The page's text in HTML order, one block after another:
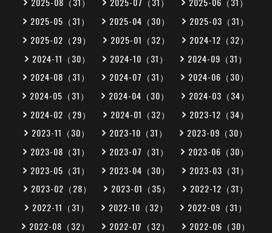
2025-05（31）
2025-04（30）
2025-03（31）
2025-02（29）
2025-01（32）
2024-12（32）
2024-11（30）
2024-10（31）
2024-09（31）
2024-08（31）
2024-07（31）
2024-06（30）
2024-05（31）
2024-04（30）
2024-03（34）
2024-02（29）
2024-01（32）
2023-12（34）
2023-11（30）
2023-10（31）
2023-09（30）
2023-08（31）
2023-07（31）
2023-06（30）
2023-05（31）
2023-04（30）
2023-03（31）
2023-02（28）
2023-01（35）
2022-12（31）
2022-11（31）
2022-10（32）
2022-09（31）
2022-08（32）
2022-07（32）
2022-06（30）